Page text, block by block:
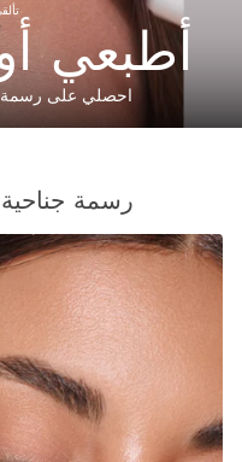
تألقي
أطبعي
احصلي على رسمة جناحية
رسمة